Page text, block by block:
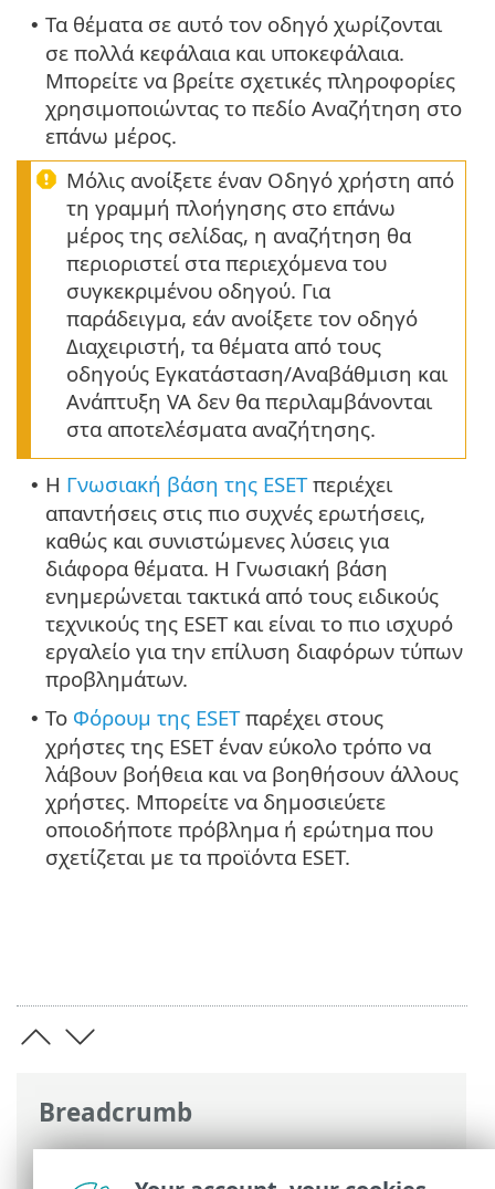
Breadcrumb
Ηλεκτρονική βοήθεια ESET>ESET
• Τα θέματα σε αυτό τον οδηγό χωρίζονται
σε πολλά κεφάλαια και υποκεφάλαια.
Μπορείτε να βρείτε σχετικές πληροφορίες
χρησιμοποιώντας το πεδίο Αναζήτηση στο
επάνω μέρος.
Μόλις ανοίξετε έναν Οδηγό χρήστη από
τη γραμμή πλοήγησης στο επάνω
μέρος της σελίδας, η αναζήτηση θα
περιοριστεί στα περιεχόμενα του
συγκεκριμένου οδηγού. Για
παράδειγμα, εάν ανοίξετε τον οδηγό
Διαχειριστή, τα θέματα από τους
οδηγούς Εγκατάσταση/Αναβάθμιση και
Ανάπτυξη VA δεν θα περιλαμβάνονται
στα αποτελέσματα αναζήτησης.
• Η Γνωσιακή βάση της ESETπεριέχει
απαντήσεις στις πιο συχνές ερωτήσεις,
καθώς και συνιστώμενες λύσεις για
διάφορα θέματα. Η Γνωσιακή βάση
ενημερώνεται τακτικά από τους ειδικούς
τεχνικούς της ESET και είναι το πιο ισχυρό
εργαλείο για την επίλυση διαφόρων τύπων
προβλημάτων.
• Το Φόρουμ της ESETπαρέχει στους
χρήστες της ESET έναν εύκολο τρόπο να
λάβουν βοήθεια και να βοηθήσουν άλλους
χρήστες. Μπορείτε να δημοσιεύετε
οποιοδήποτε πρόβλημα ή ερώτημα που
σχετίζεται με τα προϊόντα ESET.